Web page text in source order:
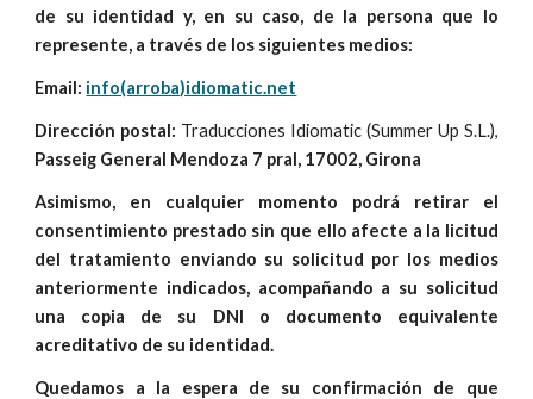
de su identidad y, en su caso, de la persona que lo
represente, a través de los siguientes medios:
Email: info(arroba)idiomatic.net
Dirección postal: Traducciones Idiomatic (Summer Up S.L.),
Passeig General Mendoza 7 pral, 17002, Girona
Asimismo, en cualquier momento podrá retirar el
consentimiento prestado sin que ello afecte a la licitud
del tratamiento enviando su solicitud por los medios
anteriormente indicados, acompañando a su solicitud
una copia de su DNI o documento equivalente
acreditativo de su identidad.
Quedamos a la espera de su confirmación de que